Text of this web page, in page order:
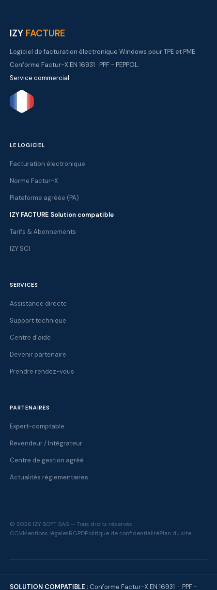
IZY FACTURE
Logiciel de facturation électronique Windows pour TPE et PME.
Conforme Factur-X EN 16931 · PPF - PEPPOL.
Service commercial
LE LOGICIEL
Facturation électronique
Norme Factur-X
Plateforme agréée (PA)
IZY FACTURE Solution compatible
Tarifs & Abonnements
IZY SCI
SERVICES
Assistance directe
Support technique
Centre d'aide
Devenir partenaire
Prendre rendez-vous
PARTENAIRES
Expert-comptable
Revendeur / Intégrateur
Centre de gestion agréé
Actualités réglementaires
© 2026 IZY SOFT SAS — Tous droits réservés
CGVMentions légalesRGPDPolitique de confidentialitéPlan du site
SOLUTION COMPATIBLE : Conforme Factur-X EN 16931 · PPF -